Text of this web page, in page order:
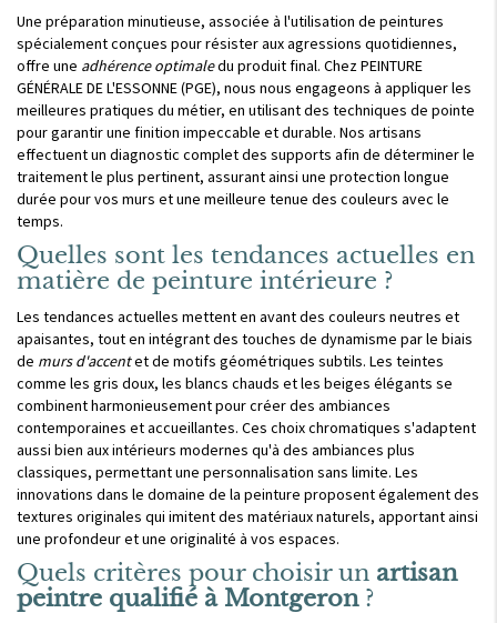
Une préparation minutieuse, associée à l'utilisation de peintures
spécialement conçues pour résister aux agressions quotidiennes,
offre une adhérence optimaledu produit final. Chez PEINTURE
GÉNÉRALE DE L'ESSONNE (PGE), nous nous engageons à appliquer les
meilleures pratiques du métier, en utilisant des techniques de pointe
pour garantir une finition impeccable et durable. Nos artisans
effectuent un diagnostic complet des supports afin de déterminer le
traitement le plus pertinent, assurant ainsi une protection longue
durée pour vos murs et une meilleure tenue des couleurs avec le
temps.
Quelles sont les tendances actuelles en
matière de peinture intérieure ?
Les tendances actuelles mettent en avant des couleurs neutres et
apaisantes, tout en intégrant des touches de dynamisme par le biais
de murs d'accentet de motifs géométriques subtils. Les teintes
comme les gris doux, les blancs chauds et les beiges élégants se
combinent harmonieusement pour créer des ambiances
contemporaines et accueillantes. Ces choix chromatiques s'adaptent
aussi bien aux intérieurs modernes qu'à des ambiances plus
classiques, permettant une personnalisation sans limite. Les
innovations dans le domaine de la peinture proposent également des
textures originales qui imitent des matériaux naturels, apportant ainsi
une profondeur et une originalité à vos espaces.
Quels critères pour choisir un artisan
peintre qualifié à Montgeron?